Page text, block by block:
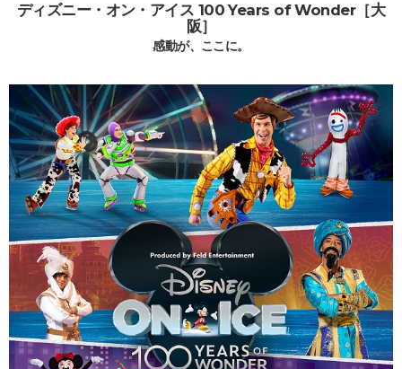
ディズニー・オン・アイス 100 Years of Wonder［大
阪］
感動が、ここに。